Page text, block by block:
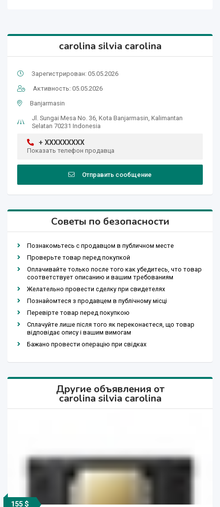
carolina silvia carolina
Зарегистрирован: 05.05.2026
Активность: 05.05.2026
Banjarmasin
Jl. Sungai Mesa No. 36, Kota Banjarmasin, Kalimantan
Selatan 70231 Indonesia
+ XXXXXXXXX
Показать телефон продавца
Отправить сообщение
Советы по безопасности
Познакомьтесь с продавцом в публичном месте
Проверьте товар перед покупкой
Оплачивайте только после того как убедитесь, что товар
соответствует описанию и вашим требованиям
Желательно провести сделку при свидетелях
Познайомтеся з продавцем в публічному місці
Перевірте товар перед покупкою
Сплачуйте лише після того як переконаєтеся, що товар
відповідає опису і вашим вимогам
Бажано провести операцію при свідках
Другие объявления от
carolina silvia carolina
250 $
530 $
395 $
155 $ 504 $
315 $
416 $
198 $
211 $
250 $
530 $